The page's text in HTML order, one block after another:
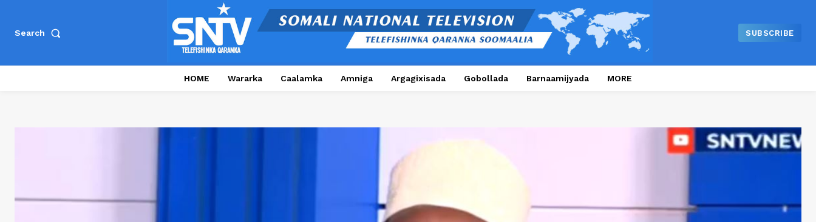
Search SUBSCRIBE
HOME Wararka Caalamka Amniga Argagixisada Gobollada Barnaamijyada MORE